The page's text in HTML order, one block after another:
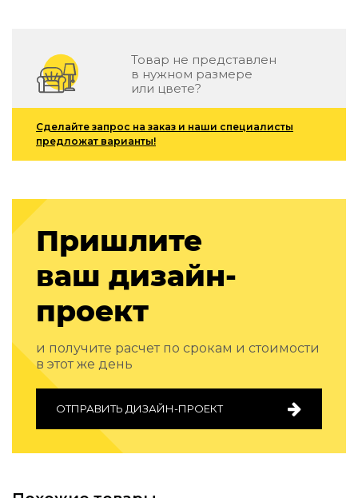
Террасные и фасадные системы
Биоклиматические перголы
Камень
Светящийся камень
Подбор, производство и комплектация по вашему
Бренды
Реализованные проекты
Товар не представлен
в нужном размере
или цвете?
Сделайте запрос на заказ и наши специалисты
предложат варианты!
Пришлите
ваш дизайн-
проект
и получите расчет по срокам и стоимости
в этот же день
ОТПРАВИТЬ ДИЗАЙН-ПРОЕКТ